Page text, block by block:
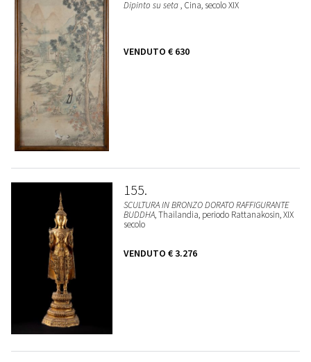
Dipinto su seta, Cina, secolo XIX
VENDUTO € 630
155
SCULTURA IN BRONZO DORATO RAFFIGURANTE
BUDDHA, Thailandia, periodo Rattanakosin, XIX
secolo
VENDUTO € 3.276